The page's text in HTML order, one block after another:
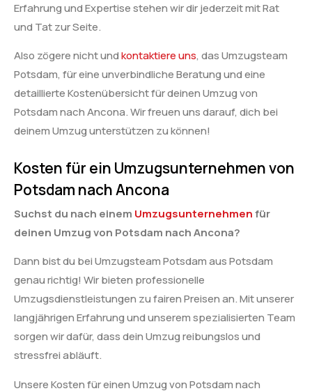
Erfahrung und Expertise stehen wir dir jederzeit mit Rat
und Tat zur Seite.
Also zögere nicht undkontaktiere uns, das Umzugsteam
Potsdam, für eine unverbindliche Beratung und eine
detaillierte Kostenübersicht für deinen Umzug von
Potsdam nach Ancona. Wir freuen uns darauf, dich bei
deinem Umzug unterstützen zu können!
Kosten für ein Umzugsunternehmen von
Potsdam nach Ancona
Suchst du nach einem Umzugsunternehmenfür
deinen Umzug von Potsdam nach Ancona?
Dann bist du bei Umzugsteam Potsdam aus Potsdam
genau richtig! Wir bieten professionelle
Umzugsdienstleistungen zu fairen Preisen an. Mit unserer
langjährigen Erfahrung und unserem spezialisierten Team
sorgen wir dafür, dass dein Umzug reibungslos und
stressfrei abläuft.
Unsere Kosten für einen Umzug von Potsdam nach